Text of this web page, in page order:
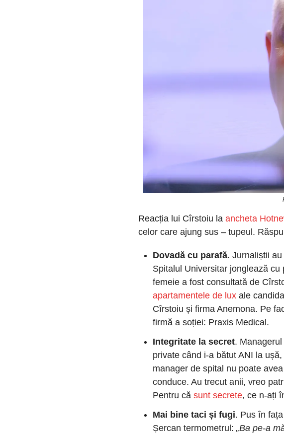
Reacția lui Cîrstoiu la ancheta
celor care ajung sus – tupeul.
Dovadă cu parafă. Jurnaliștii
Spitalul Universitar jonglează
femeie a fost consultată de
apartamentele de lux ale
Cîrstoiu și firma Anemona. Pe
firmă a soției: Praxis Medical.
Integritate la secret.
private când i-a bătut ANI la
manager de spital nu poate
conduce. Au trecut anii, vreo
Pentru că sunt secrete, ce n-ați
Mai bine taci și fugi. Pus în
Șercan termometrul: „Ba pe-a